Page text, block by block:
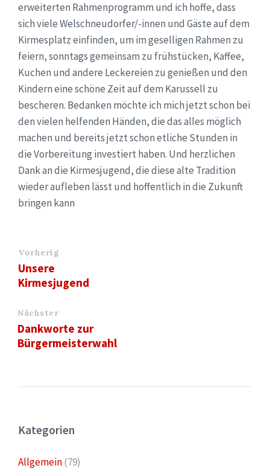
erweiterten Rahmenprogramm und ich hoffe, dass
sich viele Welschneudorfer/-innen und Gäste auf dem
Kirmesplatz einfinden, um im geselligen Rahmen zu
feiern, sonntags gemeinsam zu frühstücken, Kaffee,
Kuchen und andere Leckereien zu genießen und den
Kindern eine schöne Zeit auf dem Karussell zu
bescheren. Bedanken möchte ich mich jetzt schon bei
den vielen helfenden Händen, die das alles möglich
machen und bereits jetzt schon etliche Stunden in
die Vorbereitung investiert haben. Und herzlichen
Dank an die Kirmesjugend, die diese alte Tradition
wieder aufleben lässt und hoffentlich in die Zukunft
bringen kann
Vorherig
Unsere
Kirmesjugend
Nächster
Dankworte zur
Bürgermeisterwahl
Kategorien
Allgemein(79)